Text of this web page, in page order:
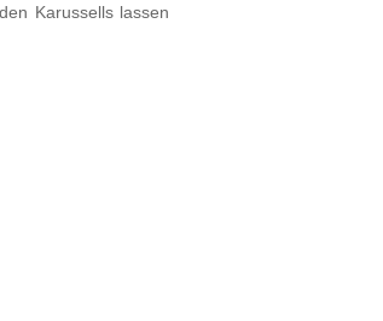
Karussells lassen